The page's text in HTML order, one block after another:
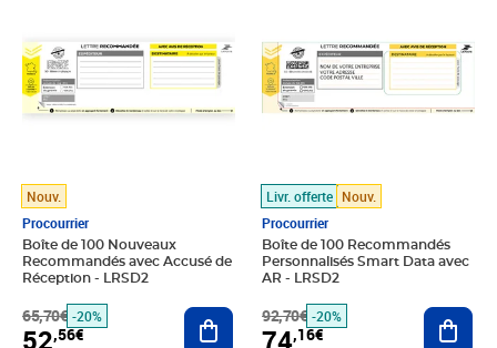
Nouv.
Procourrier
Boîte de 100 Nouveaux
Recommandés avec Accusé de
Réception - LRSD2
65,70€ -20%
52,56€
Ajouter au panier
Livr. offerte Nouv.
Procourrier
Boîte de 100 Recommandés
Personnalisés Smart Data avec
AR - LRSD2
92,70€ -20%
74,16€